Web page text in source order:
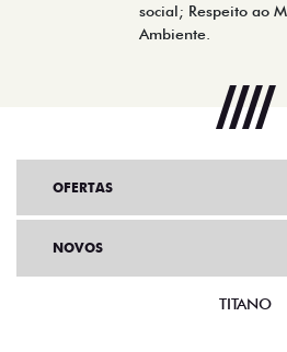
social; Respeito ao
Ambiente.
OFERTAS
NOVOS
TITANO